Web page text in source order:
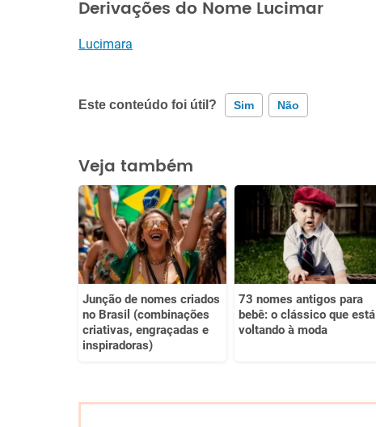
Derivações do Nome Lucimar
Lucimara
Este conteúdo foi útil? Sim Não
Este conteúdo contém informação incorreta
Este conteúdo não tem a informação que procuro
Outro
Veja também
Junção de nomes criados
no Brasil (combinações
criativas, engraçadas e
inspiradoras)
73 nomes antigos para
bebê: o clássico que está
voltando à moda